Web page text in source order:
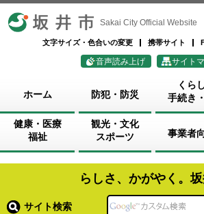
坂井市 Sakai City Official Website
文字サイズ・色合いの変更 携帯サイト
音声読み上げ サイト
ホーム 防犯・防災
くら
手続き
健康・医療
福祉
観光・文化
スポーツ
事業者
らしさ、かがやく。
サイト検索